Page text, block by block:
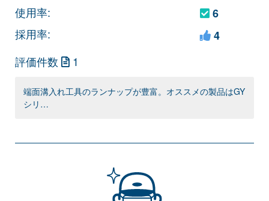
使用率:
採用率:
6
4
評価件数
1
端面溝入れ工具のランナップが豊富。オススメの製品はGY
シリ…